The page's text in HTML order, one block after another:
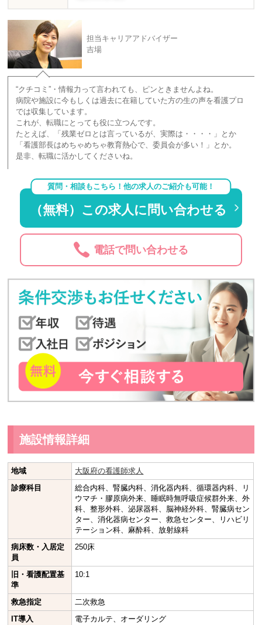
担当キャリアアドバイザー
吉場
“クチコミ”・情報力って言われても、ピンときませんよね。
病院や施設に今もしくは過去に在籍していた方の生の声を看護プロ
では収集しています。
これが、転職にとっても役に立つんです。
たとえば、「残業ゼロとは言っているが、実際は・・・・」とか
「看護部長はめちゃめちゃ教育熱心で、委員会が多い！」とか。
是非、転職に活かしてくださいね。
質問・相談もこちら！他の求人のご紹介も可能！
（無料）この求人に問い合わせる
電話で問い合わせる
施設情報詳細
地域
大阪府の看護師求人
診療科目
総合内科、腎臓内科、消化器内科、循環器内科、リ
ウマチ・膠原病外来、睡眠時無呼吸症候群外来、外
科、整形外科、泌尿器科、脳神経外科、腎臓病セン
ター、消化器病センター、救急センター、リハビリ
テーション科、麻酔科、放射線科
病床数・入居定
員
250床
旧・看護配置基
準
10:1
救急指定
二次救急
IT導入
電子カルテ、オーダリング